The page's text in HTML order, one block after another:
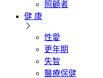
照顧者
健 康
性愛
更年期
失智
醫療保健